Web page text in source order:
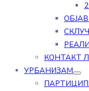
КОНТАКТ
УРБАНИЗАМ